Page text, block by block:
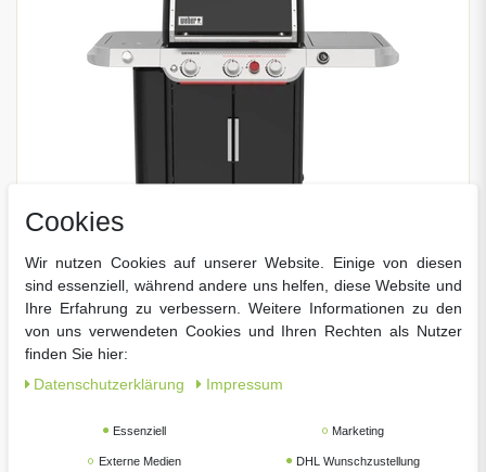
-18%
BBQ-Set im Wert von 124,95€
Cookies
Wir nutzen Cookies auf unserer Website. Einige von diesen
sind essenziell, während andere uns helfen, diese Website und
Ihre Erfahrung zu verbessern. Weitere Informationen zu den
von uns verwendeten Cookies und Ihren Rechten als Nutzer
finden Sie hier:
Daten­schutz­erklärung
Impressum
Essenziell Marketing
Externe Medien DHL Wunschzustellung